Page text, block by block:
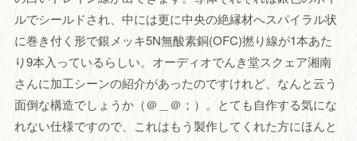
ルでシールドされ、中には更に中央の絶縁材へスパイラル状
に巻き付く形で銀メッキ5N無酸素銅(OFC)撚り線が1本あた
り9本入っているらしい。オーディオでんき堂スクェア湘南
さんに加工シーンの紹介があったのですけれど、なんと云う
面倒な構造でしょうか（＠＿＠；）。とても自作する気にな
れない仕様ですので、これはもう製作してくれた方にほんと